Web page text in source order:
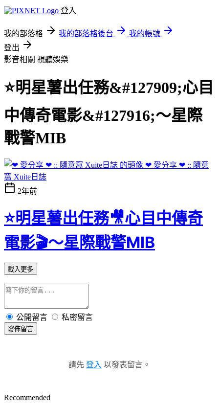
登入
我的部落格 我的部落格後台
我的帳號
登出
影音相關 視聽娛樂
⭐明星薯出任務&#127909;心目
中傳奇電影&#127916;～星際
戰警MIB
❤ 愛分享 ❤ :: 隨意
窩 Xuite日誌
2年前
⭐明星薯出任務🎥心目中傳奇
電影🎬～星際戰警MIB
載入更多
公開留言 私密留言
發佈留言
請先 登入 以發表留言。
Recommended